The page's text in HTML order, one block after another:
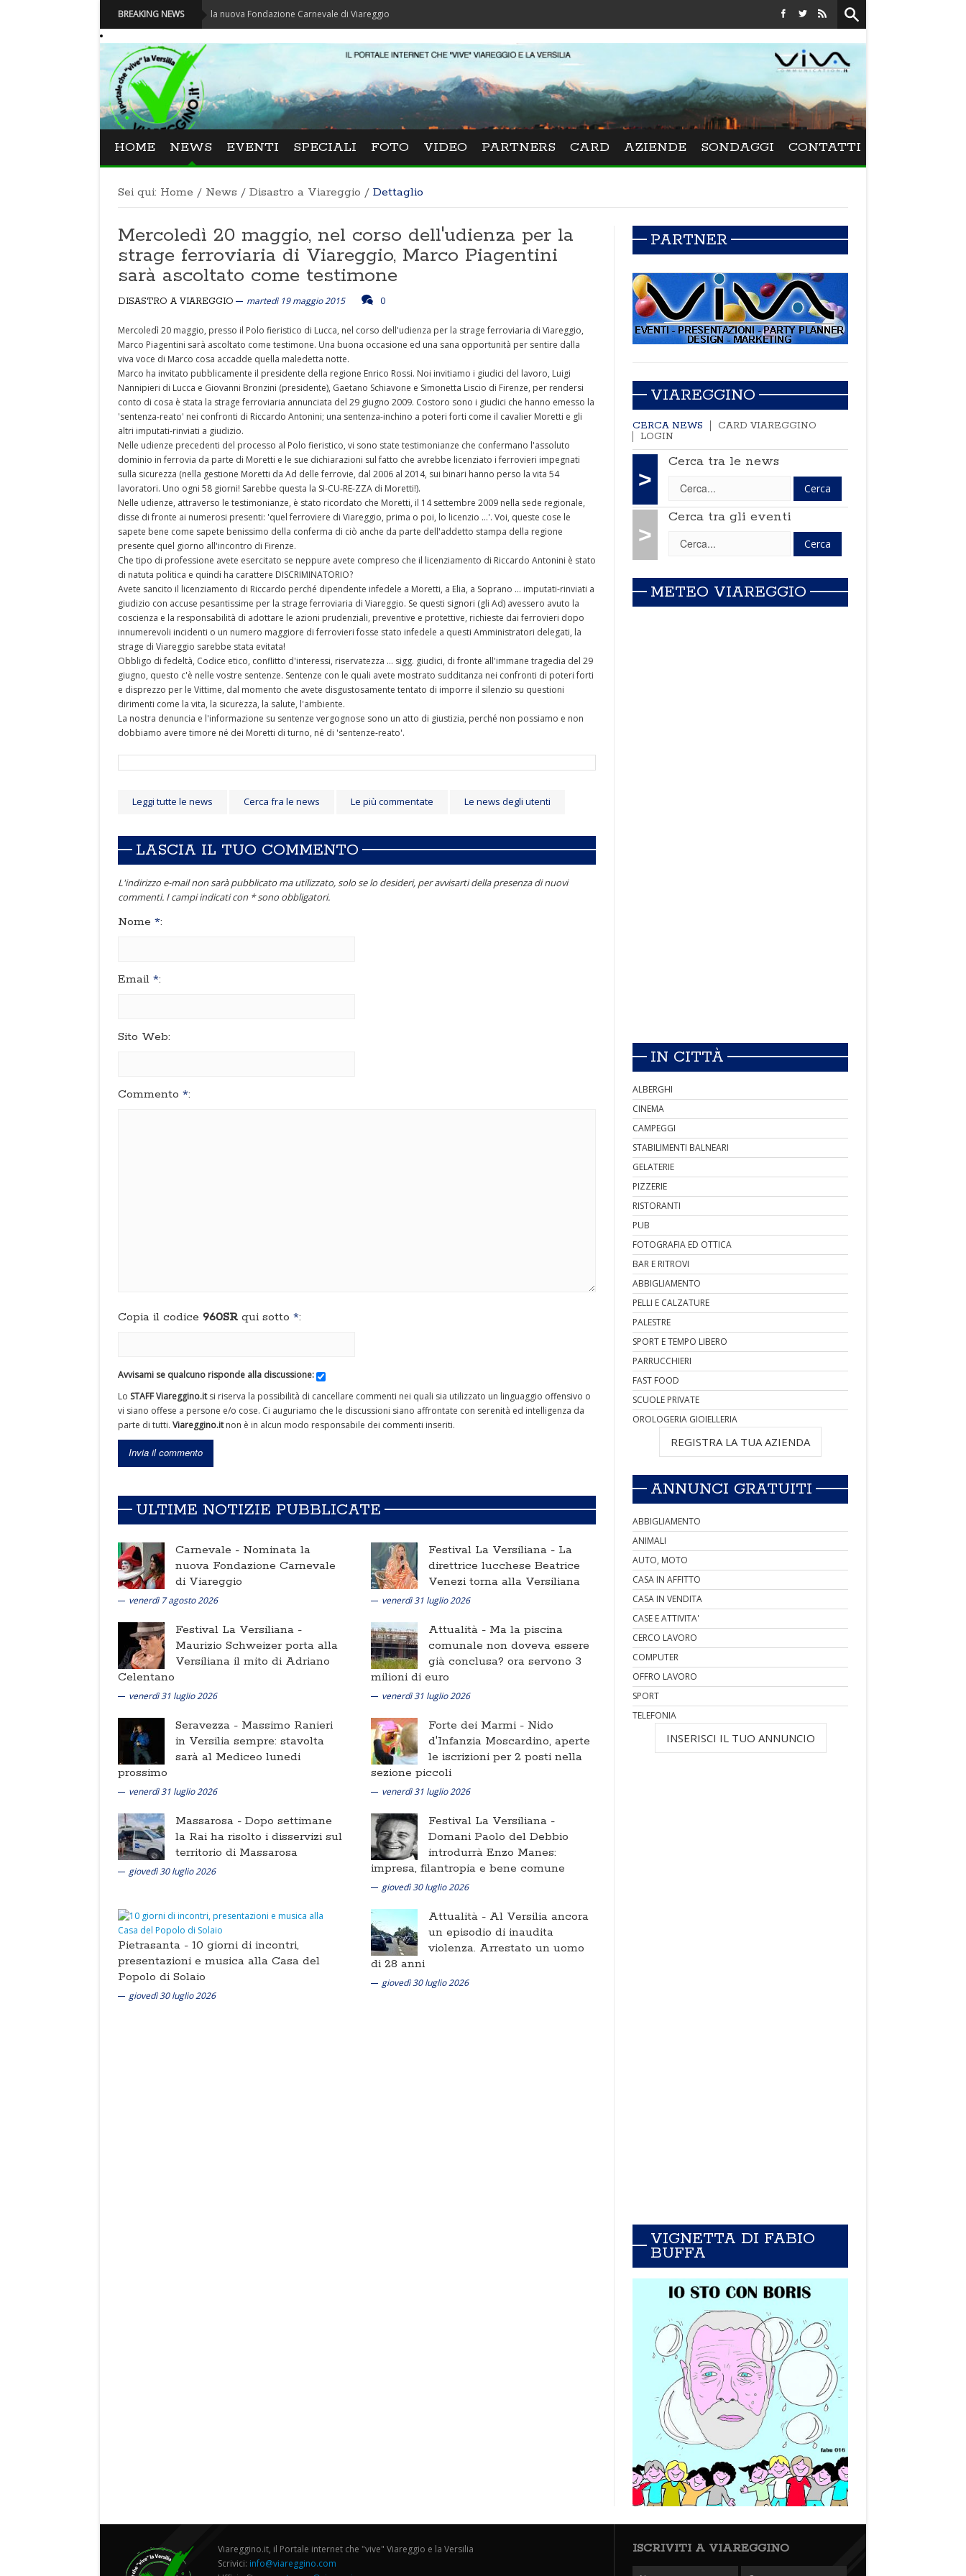
BREAKING NEWS
Carnevale - Nominata la nuova Fondazione Carnevale di Viareggio Festival La Versiliana - La direttrice lucchese Beatrice
HOME NEWS EVENTI SPECIALI FOTO VIDEO PARTNERS CARD AZIENDE SONDAGGI CONTATTI
Sei qui: Home / News / Disastro a Viareggio / Dettaglio
Mercoledì 20 maggio, nel corso dell'udienza per la
strage ferroviaria di Viareggio, Marco Piagentini
sarà ascoltato come testimone
DISASTRO A VIAREGGIO martedì 19 maggio 2015 0
Mercoledì 20 maggio, presso il Polo fieristico di Lucca, nel corso dell'udienza per la strage ferroviaria di Viareggio,
Marco Piagentini sarà ascoltato come testimone. Una buona occasione ed una sana opportunità per sentire dalla
viva voce di Marco cosa accadde quella maledetta notte.
Marco ha invitato pubblicamente il presidente della regione Enrico Rossi. Noi invitiamo i giudici del lavoro, Luigi
Nannipieri di Lucca e Giovanni Bronzini (presidente), Gaetano Schiavone e Simonetta Liscio di Firenze, per rendersi
conto di cosa è stata la strage ferroviaria annunciata del 29 giugno 2009. Costoro sono i giudici che hanno emesso la
'sentenza-reato' nei confronti di Riccardo Antonini; una sentenza-inchino a poteri forti come il cavalier Moretti e gli
altri imputati-rinviati a giudizio.
Nelle udienze precedenti del processo al Polo fieristico, vi sono state testimonianze che confermano l'assoluto
dominio in ferrovia da parte di Moretti e le sue dichiarazioni sul fatto che avrebbe licenziato i ferrovieri impegnati
sulla sicurezza (nella gestione Moretti da Ad delle ferrovie, dal 2006 al 2014, sui binari hanno perso la vita 54
lavoratori. Uno ogni 58 giorni! Sarebbe questa la SI-CU-RE-ZZA di Moretti!).
Nelle udienze, attraverso le testimonianze, è stato ricordato che Moretti, il 14 settembre 2009 nella sede regionale,
disse di fronte ai numerosi presenti: 'quel ferroviere di Viareggio, prima o poi, lo licenzio …'. Voi, queste cose le
sapete bene come sapete benissimo della conferma di ciò anche da parte dell'addetto stampa della regione
presente quel giorno all'incontro di Firenze.
Che tipo di professione avete esercitato se neppure avete compreso che il licenziamento di Riccardo Antonini è stato
di natuta politica e quindi ha carattere DISCRIMINATORIO?
Avete sancito il licenziamento di Riccardo perché dipendente infedele a Moretti, a Elia, a Soprano … imputati-rinviati a
giudizio con accuse pesantissime per la strage ferroviaria di Viareggio. Se questi signori (gli Ad) avessero avuto la
coscienza e la responsabilità di adottare le azioni prudenziali, preventive e protettive, richieste dai ferrovieri dopo
innumerevoli incidenti o un numero maggiore di ferrovieri fosse stato infedele a questi Amministratori delegati, la
strage di Viareggio sarebbe stata evitata!
Obbligo di fedeltà, Codice etico, conflitto d'interessi, riservatezza ... sigg. giudici, di fronte all'immane tragedia del 29
giugno, questo c'è nelle vostre sentenze. Sentenze con le quali avete mostrato sudditanza nei confronti di poteri forti
e disprezzo per le Vittime, dal momento che avete disgustosamente tentato di imporre il silenzio su questioni
dirimenti come la vita, la sicurezza, la salute, l'ambiente.
La nostra denuncia e l'informazione su sentenze vergognose sono un atto di giustizia, perché non possiamo e non
dobbiamo avere timore né dei Moretti di turno, né di 'sentenze-reato'.
Leggi tutte le news Cerca fra le news Le più commentate Le news degli utenti
LASCIA IL TUO COMMENTO
L'indirizzo e-mail non sarà pubblicato ma utilizzato, solo se lo desideri, per avvisarti della presenza di nuovi
commenti. I campi indicati con * sono obbligatori.
Nome *:
Email *:
Sito Web:
Commento *:
Copia il codice 960SR qui sotto *:
Avvisami se qualcuno risponde alla discussione:
Lo STAFF Viareggino.itsi riserva la possibilità di cancellare commenti nei quali sia utilizzato un linguaggio offensivo o
vi siano offese a persone e/o cose. Ci auguriamo che le discussioni siano affrontate con serenità ed intelligenza da
parte di tutti. Viareggino.itnon è in alcun modo responsabile dei commenti inseriti.
ULTIME NOTIZIE PUBBLICATE
Carnevale - Nominata la
nuova Fondazione Carnevale
di Viareggio
venerdì 7 agosto 2026
Festival La Versiliana - La
direttrice lucchese Beatrice
Venezi torna alla Versiliana
venerdì 31 luglio 2026
Festival La Versiliana -
Maurizio Schweizer porta alla
Versiliana il mito di Adriano
Celentano
venerdì 31 luglio 2026
Attualità - Ma la piscina
comunale non doveva essere
già conclusa? ora servono 3
milioni di euro
venerdì 31 luglio 2026
Seravezza - Massimo Ranieri
in Versilia sempre: stavolta
sarà al Mediceo lunedi
prossimo
venerdì 31 luglio 2026
Forte dei Marmi - Nido
d'Infanzia Moscardino, aperte
le iscrizioni per 2 posti nella
sezione piccoli
venerdì 31 luglio 2026
Massarosa - Dopo settimane
la Rai ha risolto i disservizi sul
territorio di Massarosa
giovedì 30 luglio 2026
Festival La Versiliana -
Domani Paolo del Debbio
introdurrà Enzo Manes:
impresa, filantropia e bene comune
giovedì 30 luglio 2026
Pietrasanta - 10 giorni di incontri,
presentazioni e musica alla Casa del
Popolo di Solaio
giovedì 30 luglio 2026
Attualità - Al Versilia ancora
un episodio di inaudita
violenza. Arrestato un uomo
di 28 anni
giovedì 30 luglio 2026
PARTNER
VIAREGGINO
CERCA NEWS
CARD VIAREGGINO
LOGIN
>
Cerca tra le news
>
Cerca tra gli eventi
METEO VIAREGGIO
IN CITTÀ
ALBERGHI
CINEMA
CAMPEGGI
STABILIMENTI BALNEARI
GELATERIE
PIZZERIE
RISTORANTI
PUB
FOTOGRAFIA ED OTTICA
BAR E RITROVI
ABBIGLIAMENTO
PELLI E CALZATURE
PALESTRE
SPORT E TEMPO LIBERO
PARRUCCHIERI
FAST FOOD
SCUOLE PRIVATE
OROLOGERIA GIOIELLERIA
REGISTRA LA TUA AZIENDA
ANNUNCI GRATUITI
ABBIGLIAMENTO
ANIMALI
AUTO, MOTO
CASA IN AFFITTO
CASA IN VENDITA
CASE E ATTIVITA'
CERCO LAVORO
COMPUTER
OFFRO LAVORO
SPORT
TELEFONIA
INSERISCI IL TUO ANNUNCIO
VIGNETTA DI FABIO
BUFFA
Viareggino.it, il Portale internet che "vive" Viareggio e la Versilia
Scrivici: info@viareggino.com
ISCRIVITI A VIAREGGINO